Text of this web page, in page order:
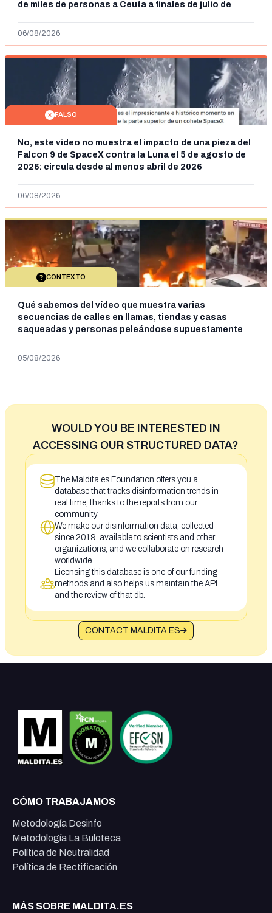
de miles de personas a Ceuta a finales de julio de
06/08/2026
FALSO
No, este vídeo no muestra el impacto de una pieza del
Falcon 9 de SpaceX contra la Luna el 5 de agosto de
2026: circula desde al menos abril de 2026
06/08/2026
CONTEXTO
Qué sabemos del vídeo que muestra varias
secuencias de calles en llamas, tiendas y casas
saqueadas y personas peleándose supuestamente
situación irregular a Ceuta
05/08/2026
WOULD YOU BE INTERESTED IN
ACCESSING OUR STRUCTURED DATA?
The Maldita.es Foundation offers you a
database that tracks disinformation trends in
real time, thanks to the reports from our
community
We make our disinformation data, collected
since 2019, available to scientists and other
organizations, and we collaborate on research
worldwide.
Licensing this database is one of our funding
methods and also helps us maintain the API
and the review of that db.
CONTACT MALDITA.ES
CÓMO TRABAJAMOS
Metodología Desinfo
Metodología La Buloteca
Política de Neutralidad
Política de Rectificación
MÁS SOBRE MALDITA.ES